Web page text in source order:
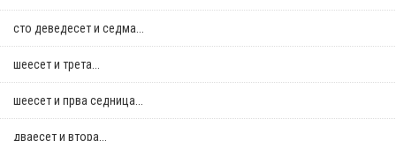
сто деведесет и седма...
шеесет и трета...
шеесет и прва седница...
дваесет и втора...